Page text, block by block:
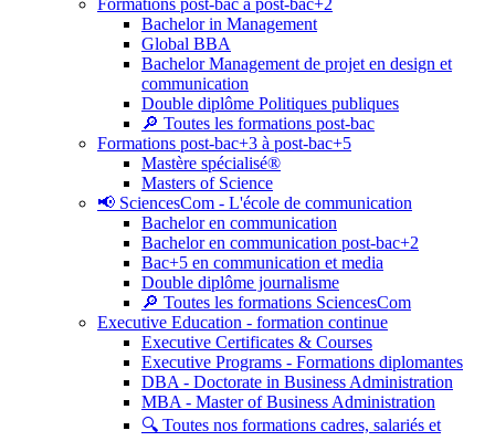
Formations post-bac à post-bac+2
Bachelor in Management
Global BBA
Bachelor Management de projet en design et
communication
Double diplôme Politiques publiques
🔎 Toutes les formations post-bac
Formations post-bac+3 à post-bac+5
Mastère spécialisé®
Masters of Science
📢 SciencesCom - L'école de communication
Bachelor en communication
Bachelor en communication post-bac+2
Bac+5 en communication et media
Double diplôme journalisme
🔎 Toutes les formations SciencesCom
Executive Education - formation continue
Executive Certificates & Courses
Executive Programs - Formations diplomantes
DBA - Doctorate in Business Administration
MBA - Master of Business Administration
🔍 Toutes nos formations cadres, salariés et